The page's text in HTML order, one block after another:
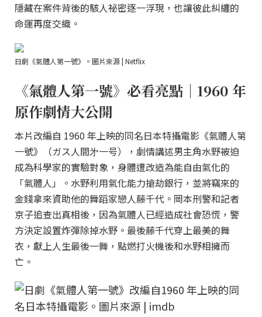
隱藏在案件背後的駭人祕密逐一浮現，也讓彼此糾纏的
命運再度交織。
日劇《氣體人第一號》。圖片來源 | Netflix
《氣體人第一號》必看亮點｜1960 年
原作劇情大公開
本片改編自 1960 年上映的同名日本特攝電影《氣體人第
一號》（ガス人間㐧一号），劇情講述男主角水野被迫
成為科學家的實驗對象，身體遭改造為能自由氣化的
「氣體人」。水野利用氣化能力搶劫銀行，並將竊來的
金錢拿來資助他的舞蹈家戀人藤千代。岡本刑警和記者
京子追查出真相後，因為氣體人已經造成社會恐慌，警
方決定設置炸彈除掉水野。最後藤千代穿上最美的舞
衣，獻上人生最後一舞，點燃打火機後和水野相擁而
亡。